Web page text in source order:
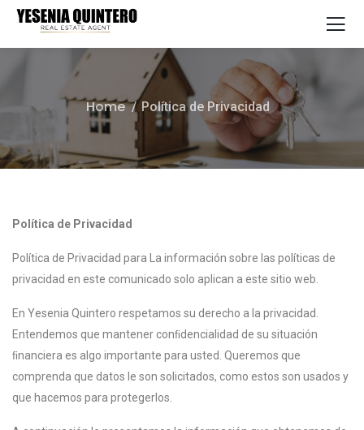
Home Política de Privacidad
Política de Privacidad
Política de Privacidad para La información sobre las políticas de
privacidad en este comunicado solo aplican a este sitio web.
En Yesenia Quintero respetamos su derecho a la privacidad.
Entendemos que mantener conﬁdencialidad de su situación
ﬁnanciera es algo importante para usted. Queremos que
comprenda que datos le son solicitados, como estos son usados y
que hacemos para protegerlos.